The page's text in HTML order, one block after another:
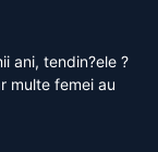
ani, tendin?ele ?
multe femei au